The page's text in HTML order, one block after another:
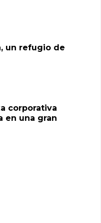
un refugio de
corporativa
en una gran